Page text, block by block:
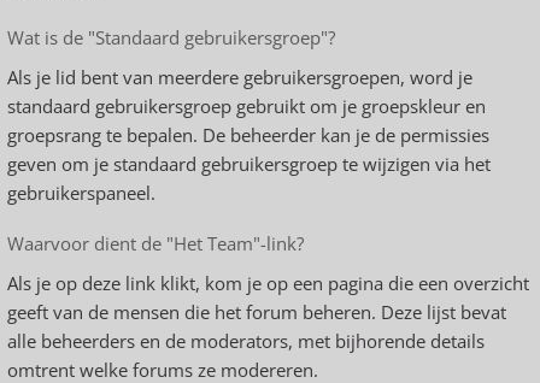
Wat is de "Standaard gebruikersgroep"?
Als je lid bent van meerdere gebruikersgroepen, word je
standaard gebruikersgroep gebruikt om je groepskleur en
groepsrang te bepalen. De beheerder kan je de permissies
geven om je standaard gebruikersgroep te wijzigen via het
gebruikerspaneel.
Waarvoor dient de "Het Team"-link?
Als je op deze link klikt, kom je op een pagina die een overzicht
geeft van de mensen die het forum beheren. Deze lijst bevat
alle beheerders en de moderators, met bijhorende details
omtrent welke forums ze modereren.